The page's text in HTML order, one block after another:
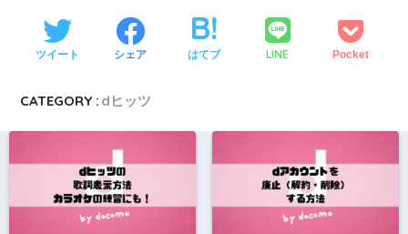
ツイート シェア はてブ LINE Pocket
CATEGORY : dヒッツ